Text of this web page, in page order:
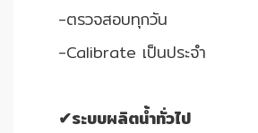
-ตรวจสอบทุกวัน
-Calibrate เป็นประจำ
✔ระบบผลิตน้ำทั่วไป